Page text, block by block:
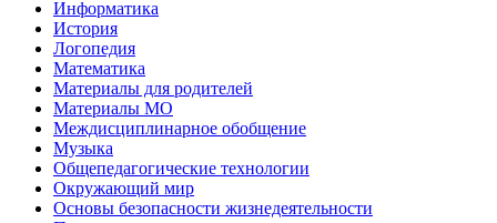
Информатика
История
Логопедия
Математика
Материалы для родителей
Материалы МО
Междисциплинарное обобщение
Музыка
Общепедагогические технологии
Окружающий мир
Основы безопасности жизнедеятельности